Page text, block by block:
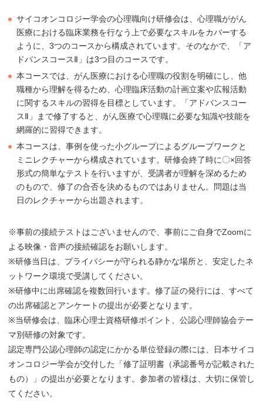
サイコオンコロジー学会の心理職向け研修会は、心理職ががん
医療における臨床業務を行なう上で必要なスキルをカバーする
ように、3つのコースから構成されています。そのなかで、「ア
ドバンスコースⅡ」は3つ目のコースです。
本コースでは、がん医療における心理職の役割を明確にし、他
職種から理解を得るため、心理臨床活動の計画立案や広報活動
に関するスキルの習得を目標としています。「アドバンスコー
スⅡ」まで修了すると、がん医療で心理職に必要な知識や技能を
網羅的に習得できます。
本コースは、事例を使った小グループによるグループワークと
ミニレクチャーから構成されています。研修会終了時に〇×回答
形式の簡単なテストを行いますが、受講者が理解を深めるため
のもので、修了の合否を決めるものではありません。問題は当
日のレクチャーから出題されます。
※事前の接続テストはございませんので、事前にご自身でZoomに
よる映像・音声の接続確認をお願いします。
※研修当日は、プライバシーが守られる静かな場所と、安定したネ
ットワーク環境で受講してください。
※研修中に出席確認を複数回行います。修了証の発行には、すべて
の出席確認とアンケートの提出が必要となります。
※当研修会は、臨床心理士資格研修ポイント、公認心理師協会テー
マ別研修の対象です。
認定専門公認心理師の認定にかかる単位登録の際には、日本サイコ
オンコロジー学会が交付した「修了証明書（承認番号が記載された
もの）」の提出が必要となります。参加者の皆様は、大切に保管し
てください。